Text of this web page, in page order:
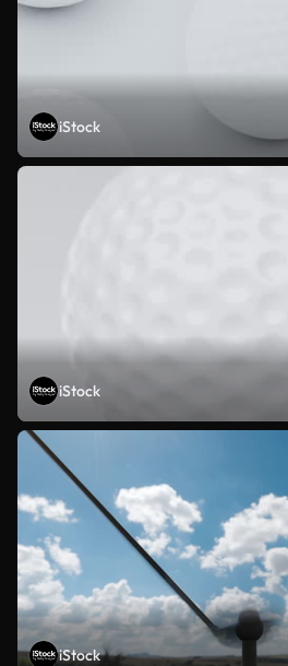
iStock
iStock
iStock